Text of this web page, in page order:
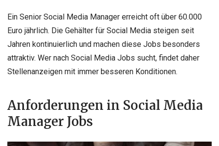
Ein Senior Social Media Manager erreicht oft über 60.000
Euro jährlich. Die Gehälter für Social Media steigen seit
Jahren kontinuierlich und machen diese Jobs besonders
attraktiv. Wer nach Social Media Jobs sucht, findet daher
Stellenanzeigen mit immer besseren Konditionen.
Anforderungen in Social Media
Manager Jobs